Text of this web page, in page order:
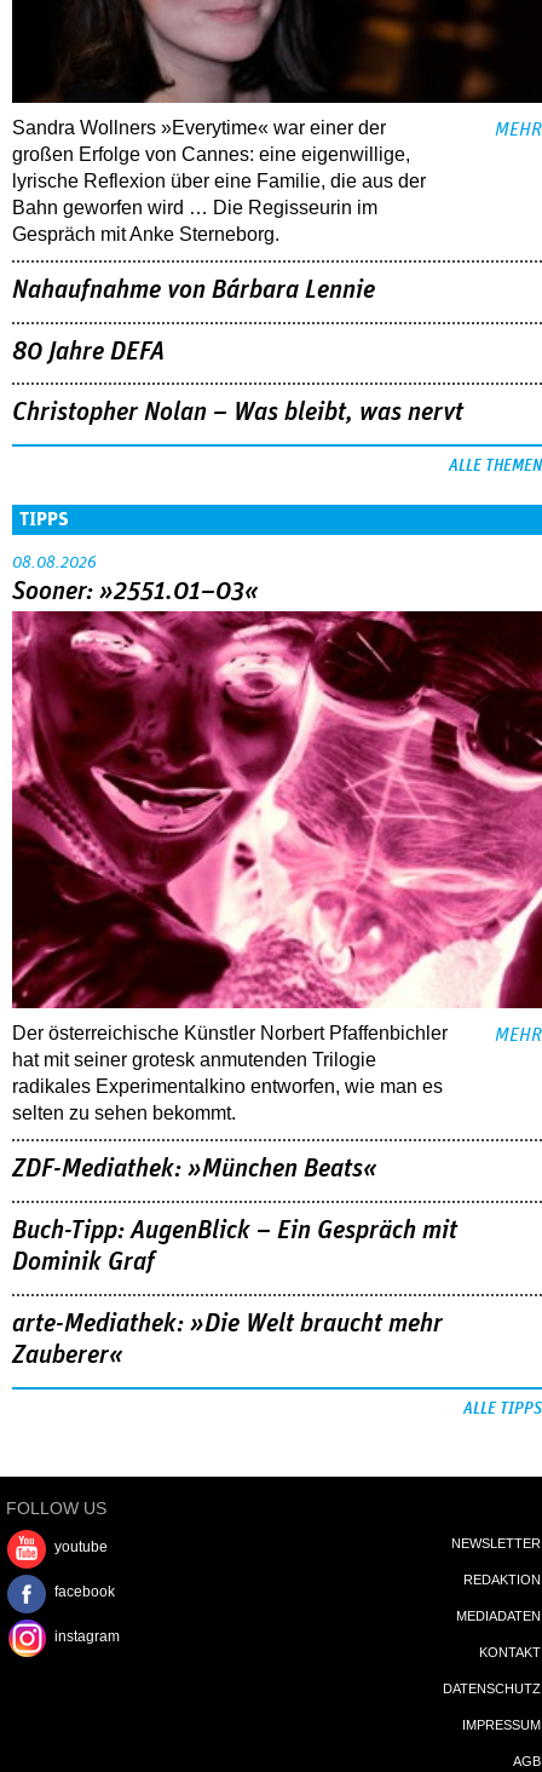
Sandra Wollners »Everytime« war einer der
großen Erfolge von Cannes: eine eigenwillige,
lyrische Reflexion über eine ­Familie, die aus der
Bahn geworfen wird … Die Regisseurin im
Gespräch mit Anke Sterneborg.
MEHR
Nahaufnahme von Bárbara Lennie
80 Jahre DEFA
Christopher Nolan – Was bleibt, was nervt
ALLE THEMEN
TIPPS
08.08.2026
Sooner: »2551.01–03«
Der österreichische Künstler Norbert Pfaffenbichler
hat mit seiner grotesk anmutenden Trilogie
radikales Experimentalkino entworfen, wie man es
selten zu sehen bekommt.
MEHR
ZDF-Mediathek: »München Beats«
Buch-Tipp: AugenBlick – Ein Gespräch mit
Dominik Graf
arte-Mediathek: »Die Welt braucht mehr
Zauberer«
ALLE TIPPS
FOLLOW US
youtube
facebook
instagram
NEWSLETTER
REDAKTION
MEDIADATEN
KONTAKT
DATENSCHUTZ
IMPRESSUM
AGB